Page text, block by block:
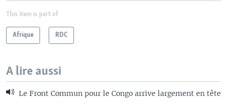
This item is part of
Afrique RDC
A lire aussi
Le Front Commun pour le Congo arrive largement en tête